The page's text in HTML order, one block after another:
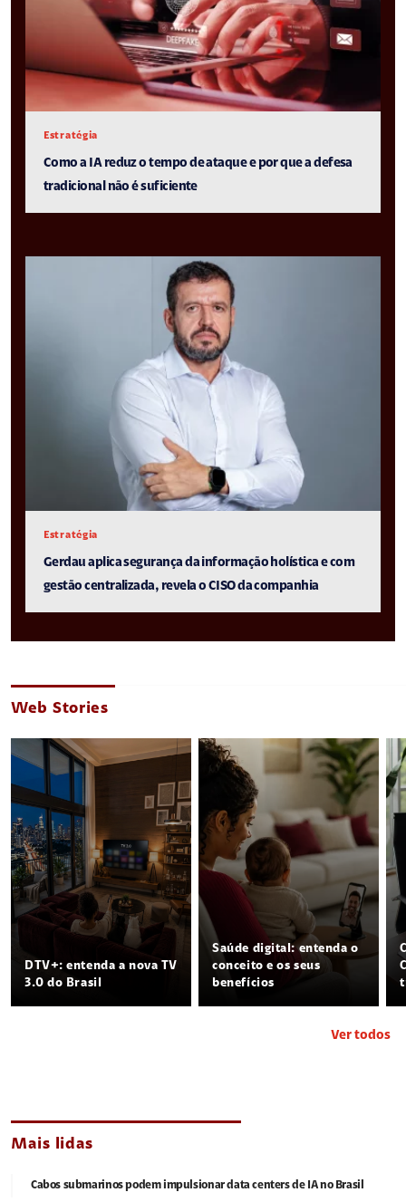
Estratégia
Como a IA reduz o tempo de ataque e por que a defesa
tradicional não é suficiente
Estratégia
Gerdau aplica segurança da informação holística e com
gestão centralizada, revela o CISO da companhia
Web Stories
DTV+: entenda a nova TV
3.0 do Brasil
Saúde digital: entenda o
conceito e os seus
benefícios
Ver todos
Mais lidas
Cabos submarinos podem impulsionar data centers de IA no Brasil